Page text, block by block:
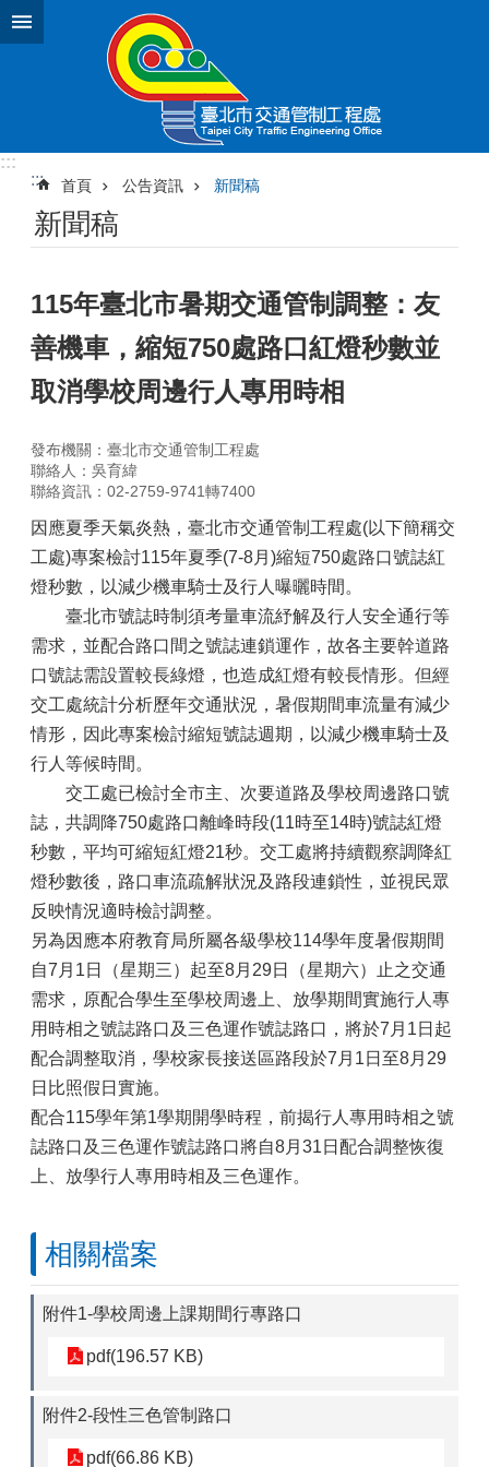
跳到主要內容區塊
:::
:::
首頁 公告資訊 新聞稿
新聞稿
115年臺北市暑期交通管制調整：友
善機車，縮短750處路口紅燈秒數並
取消學校周邊行人專用時相
發布機關：臺北市交通管制工程處
聯絡人：吳育緯
聯絡資訊：02-2759-9741轉7400
因應夏季天氣炎熱，臺北市交通管制工程處(以下簡稱交
工處)專案檢討115年夏季(7-8月)縮短750處路口號誌紅
燈秒數，以減少機車騎士及行人曝曬時間。
臺北市號誌時制須考量車流紓解及行人安全通行等
需求，並配合路口間之號誌連鎖運作，故各主要幹道路
口號誌需設置較長綠燈，也造成紅燈有較長情形。但經
交工處統計分析歷年交通狀況，暑假期間車流量有減少
情形，因此專案檢討縮短號誌週期，以減少機車騎士及
行人等候時間。
交工處已檢討全市主、次要道路及學校周邊路口號
誌，共調降750處路口離峰時段(11時至14時)號誌紅燈
秒數，平均可縮短紅燈21秒。交工處將持續觀察調降紅
燈秒數後，路口車流疏解狀況及路段連鎖性，並視民眾
反映情況適時檢討調整。
另為因應本府教育局所屬各級學校114學年度暑假期間
自7月1日（星期三）起至8月29日（星期六）止之交通
需求，原配合學生至學校周邊上、放學期間實施行人專
用時相之號誌路口及三色運作號誌路口，將於7月1日起
配合調整取消，學校家長接送區路段於7月1日至8月29
日比照假日實施。
配合115學年第1學期開學時程，前揭行人專用時相之號
誌路口及三色運作號誌路口將自8月31日配合調整恢復
上、放學行人專用時相及三色運作。
相關檔案
附件1-學校周邊上課期間行專路口
pdf(196.57 KB)
附件2-段性三色管制路口
pdf(66.86 KB)